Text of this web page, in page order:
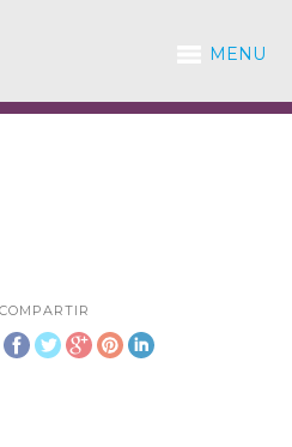
MENU
COMPARTIR